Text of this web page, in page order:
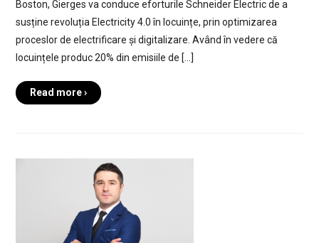
Boston, Gierges va conduce eforturile Schneider Electric de a
susține revoluția Electricity 4.0 în locuințe, prin optimizarea
proceslor de electrificare și digitalizare. Având în vedere că
locuințele produc 20% din emisiile de […]
Read more ›